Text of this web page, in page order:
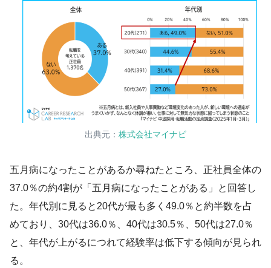
出典元： 株式会社マイナビ
五月病になったことがあるか尋ねたところ、正社員全体の
37.0％の約4割が「五月病になったことがある」と回答し
た。年代別に見ると20代が最も多く49.0％と約半数を占
めており、30代は36.0％、40代は30.5％、50代は27.0％
と、年代が上がるにつれて経験率は低下する傾向が見られ
る。